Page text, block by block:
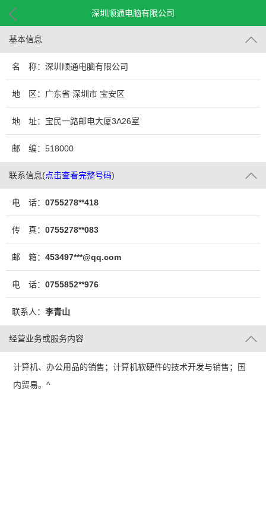
深圳顺通电脑有限公司
基本信息
名 称：深圳顺通电脑有限公司
地 区：广东省 深圳市 宝安区
地 址：宝民一路邮电大厦3A26室
邮 编：518000
联系信息(点击查看完整号码)
电 话： 0755278**418
传 真： 0755278**083
邮 箱： 453497***@qq.com
电 话： 0755852**976
联系人： 李青山
经营业务或服务内容
计算机、办公用品的销售；计算机软硬件的技术开发与销售；国
内贸易。^